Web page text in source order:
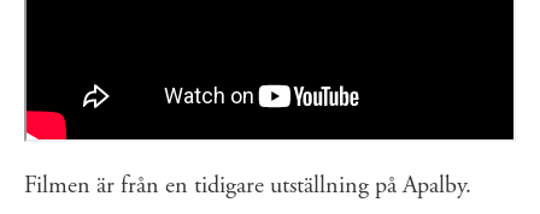
Filmen är från en tidigare utställning på Apalby.